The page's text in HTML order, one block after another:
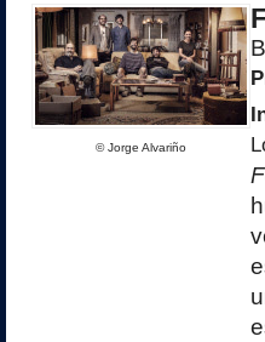
© Jorge Alvariño